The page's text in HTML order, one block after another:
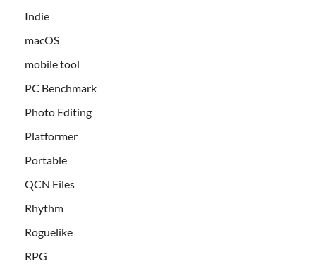
Indie
macOS
mobile tool
PC Benchmark
Photo Editing
Platformer
Portable
QCN Files
Rhythm
Roguelike
RPG